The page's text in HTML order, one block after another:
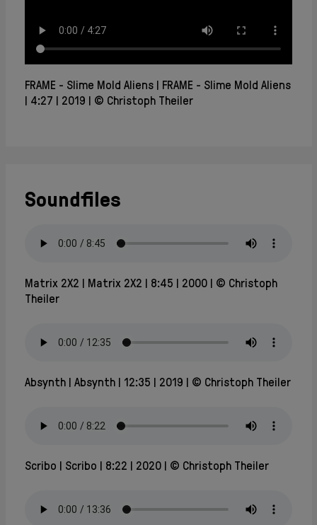
FRAME - Slime Mold Aliens FRAME - Slime Mold Aliens
4:27
2019 © Christoph Theiler
Soundfiles
Matrix 2X2 Matrix 2X2 8:45 2000 © Christoph
Theiler
Absynth Absynth 12:35 2019 © Christoph Theiler
Scribo Scribo 8:22 2020 © Christoph Theiler